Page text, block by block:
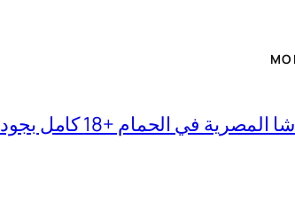
في الحمام +18 كامل بجودة عالية